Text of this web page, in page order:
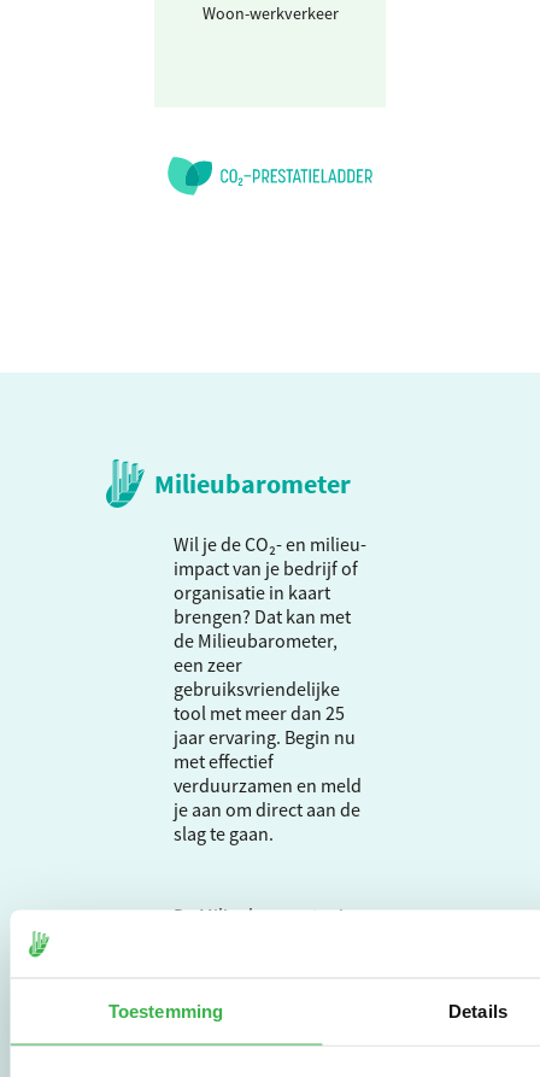
Toestemming Details
Woon-werkverkeer
Milieubarometer
Wil je de CO₂- en milieu-
impact van je bedrijf of
organisatie in kaart
brengen? Dat kan met
de Milieubarometer,
een zeer
gebruiksvriendelijke
tool met meer dan 25
jaar ervaring. Begin nu
met effectief
verduurzamen en meld
je aan om direct aan de
slag te gaan.
De Milieubarometer is
vertaalt de groeiende